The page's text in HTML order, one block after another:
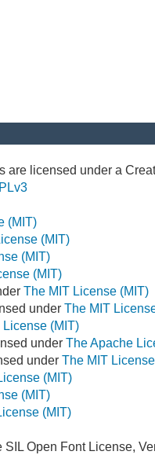
are licensed under a
(MIT)
(MIT)
(MIT)
(MIT)
The MIT License (MIT)
underThe MIT
License (MIT)
underThe Apache
underThe MIT
(MIT)
(MIT)
(MIT)
Open Font License,